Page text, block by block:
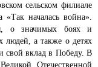
сельском филиале
началась война».
о значимых боях и
людей, а также о детях
свой вклад в Победу. В
Отечественной